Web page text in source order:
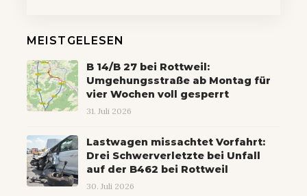
MEISTGELESEN
B 14/B 27 bei Rottweil:
Umgehungsstraße ab Montag für
vier Wochen voll gesperrt
31. Juli 2026
Lastwagen missachtet Vorfahrt:
Drei Schwerverletzte bei Unfall
auf der B462 bei Rottweil
30. Juli 2026